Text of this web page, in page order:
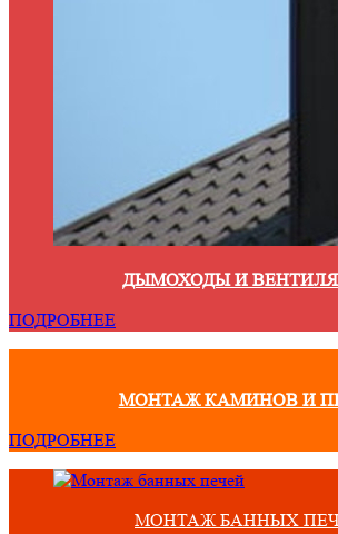
ДЫМОХОДЫ И
ПОДРОБНЕЕ
МОНТАЖ КАМИНОВ И
ПОДРОБНЕЕ
МОНТАЖ БАННЫХ